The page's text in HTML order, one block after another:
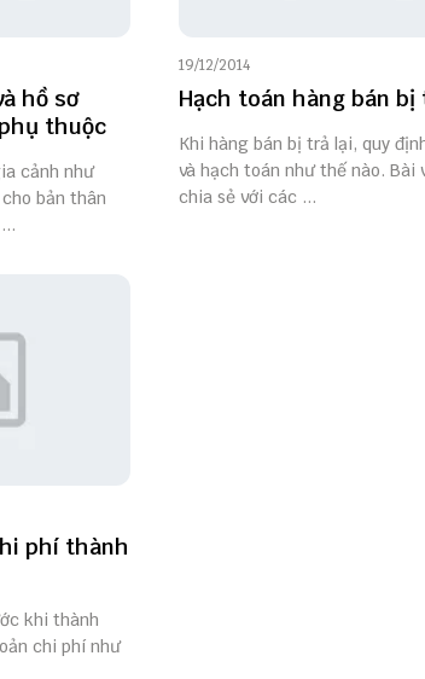
hồ sơ
thuộc
cảnh như
bản thân
19/12/2014
Hạch toán hàng bán bị
Khi hàng bán bị trả lại, quy
và hạch toán như thế nào. Bài
chia sẻ với các ...
phí thành
khi thành
chi phí như